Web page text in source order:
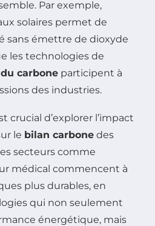
Par exemple,
solaires permet de
sans émettre de dioxyde
les technologies de
carbone participent à
des industries.
crucial d’explorer l’impact
le bilan carbone des
secteurs comme
médical commencent à
plus durables, en
qui non seulement
énergétique, mais